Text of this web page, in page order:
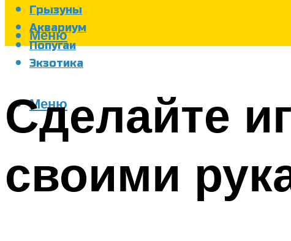
Грызуны
Аквариум
Попугаи
Экзотика
Меню
Меню
Сделайте
своими